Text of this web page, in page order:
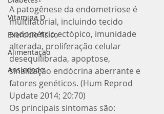
Vitamina D
Exercício físico
Alimentação
Ansiedade
A patogênese da endometriose é
multifatorial, incluindo tecido
endométrio ectópico, imunidade
alterada, proliferação celular
desequilibrada, apoptose,
sinalização endócrina aberrante e
fatores genéticos. (Hum Reprod
Update 2014; 20:70)
Os principais sintomas são: